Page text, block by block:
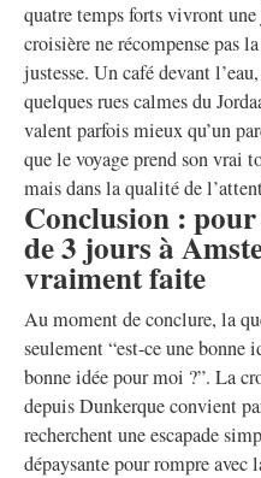
quatre temps forts vivront
croisière ne récompense pas
justesse. Un café devant
quelques rues calmes du
valent parfois mieux qu’un
que le voyage prend son vrai
mais dans la qualité de
Conclusion :
de 3 jours à
vraiment faite
Au moment de conclure, la
seulement “est-ce une bonne
bonne idée pour moi ?”. La
depuis Dunkerque convient
recherchent une escapade
dépaysante pour rompre